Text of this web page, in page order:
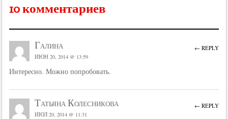
10 комментариев
Галина
ИЮН 20, 2014 @ 13:59
Интересно. Можно попробовать.
← REPLY
Татьяна Колесникова
ИЮЛ 20, 2014 @ 11:31
← REPLY